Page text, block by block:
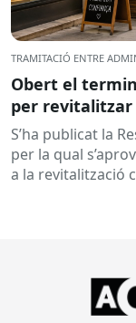
TRAMITACIÓ ENTRE
Obert el
per revitalitzar
i eixos
S’ha publicat la
per la qual
a la revitalització